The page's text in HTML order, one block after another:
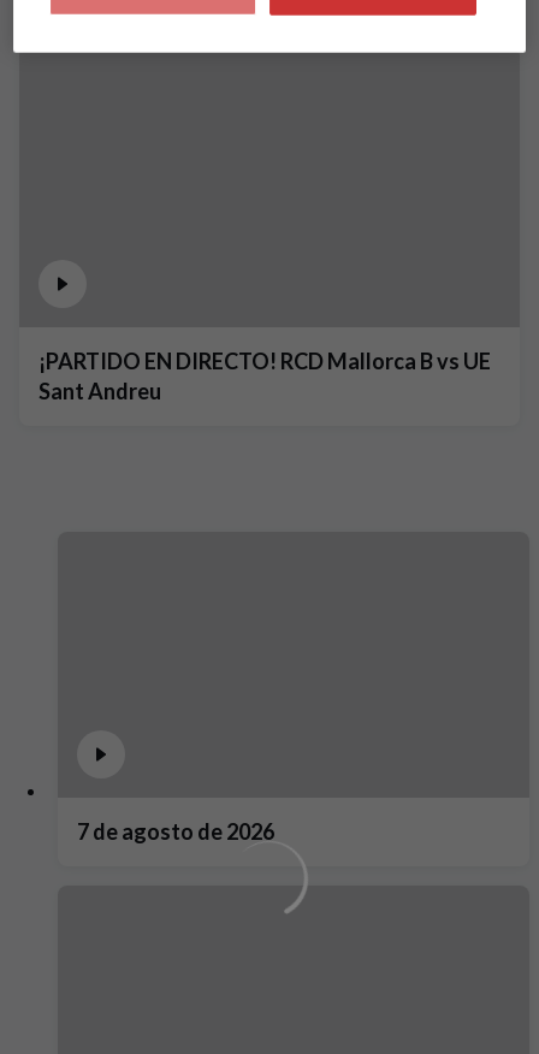
¡PARTIDO EN DIRECTO! RCD Mallorca B vs UE
Sant Andreu
7 de agosto de 2026